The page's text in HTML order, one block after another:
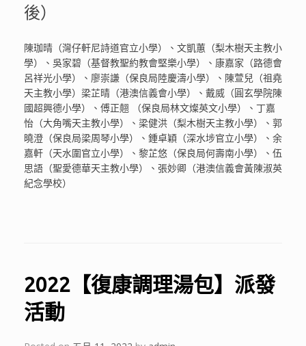
後）
陳珈晴（灣仔軒尼詩道官立小學）、文凱蕙（梨木樹天主教小
學）、吳家碧（基督教聖約教會堅樂小學）、康嘉家（路德會
呂祥光小學）、廖崇謙（保良局陸慶濤小學）、陳萱兒（祖堯
天主教小學）梁芷晴（港澳信義會小學）、戴威（圓玄學院陳
國超興德小學）、傅正翹 （保良局林文燦英文小學）、丁嘉
怡（大角嘴天主教小學）、梁健洪（梨木樹天主教小學）、郭
曉澄（保良局梁周琴小學）、鍾卓穎（深水埗官立小學）、余
嘉軒（天水圍官立小學）、黎芷悠（保良局何壽南小學）、伍
思語（聖愛德華天主教小學）、張妙卿（港澳信義會黃陳淑英
紀念學校）
2022【復康調理湯包】派發
活動